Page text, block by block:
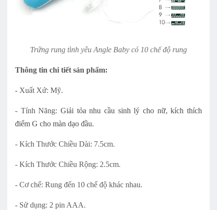
Trứng rung tình yêu Angle Baby có 10 chế độ rung
Thông tin chi tiết sản phẩm:
- Xuất Xứ: Mỹ.
- Tính Năng: Giải tỏa nhu cầu sinh lý cho nữ, kích thích
điểm G cho màn dạo đầu.
- Kích Thước Chiều Dài: 7.5cm.
- Kích Thước Chiều Rộng: 2.5cm.
- Cơ chế: Rung đến 10 chế độ khác nhau.
- Sử dụng: 2 pin AAA.